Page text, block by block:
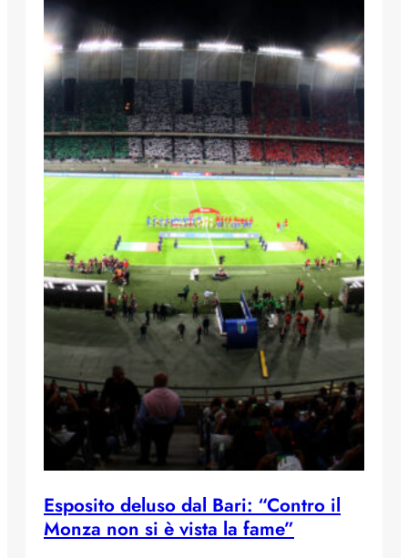
Esposito deluso dal Bari: “Contro il
Monza non si è vista la fame”